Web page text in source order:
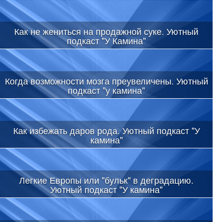
Как не жениться на продажной суке. Уютный
подкаст "У Камина"
Когда возможности мозга преувеличены. Уютный
подкаст "у камина"
Как избежать даров рода. Уютный подкаст "У
камина"
Легкие Европы или "бульк" в деградацию.
Уютный подкаст "У камина"